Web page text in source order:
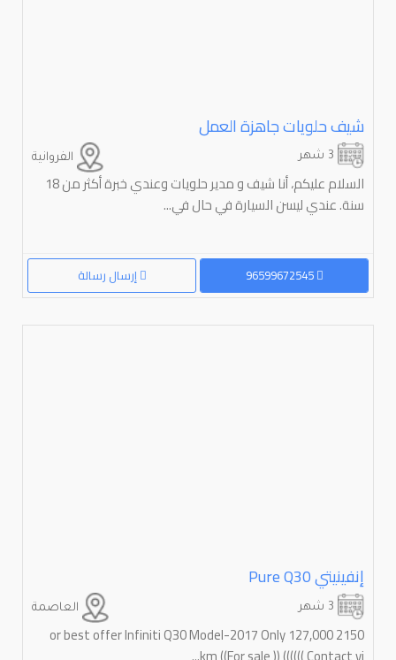
شيف حلويات جاهزة العمل
الفروانية
السلام عليكم، أنا شيف و مدير حلويات وعندي خبرة أكثر من 18
سنة. عندي ليسن السيارة في حال في...
إرسال رسالة 96599672545
إنفينيتي ⁦Q30⁩ ⁦Pure⁩
العاصمة
2150 or best offer Infiniti Q30 Model-2017 Only 127,000